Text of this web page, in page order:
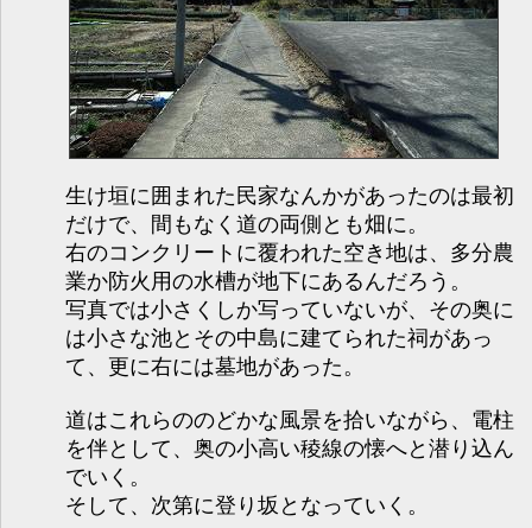
生け垣に囲まれた民家なんかがあったのは最初
だけで、間もなく道の両側とも畑に。
右のコンクリートに覆われた空き地は、多分農
業か防火用の水槽が地下にあるんだろう。
写真では小さくしか写っていないが、その奥に
は小さな池とその中島に建てられた祠があっ
て、更に右には墓地があった。
道はこれらののどかな風景を拾いながら、電柱
を伴として、奥の小高い稜線の懐へと潜り込ん
でいく。
そして、次第に登り坂となっていく。